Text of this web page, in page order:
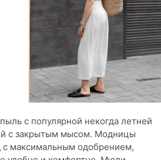
с популярной некогда летней
с закрытым мысом. Модницы
с максимальным одобрением,